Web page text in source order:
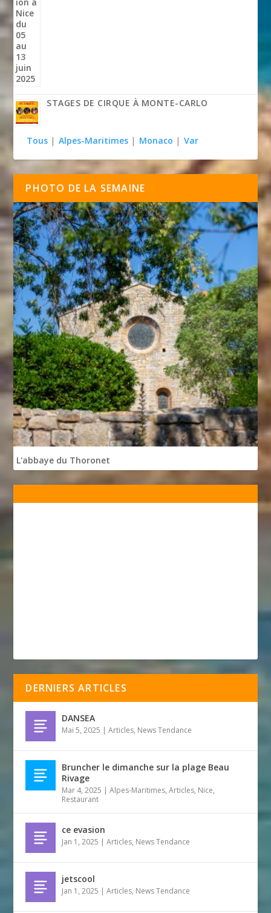
STAGES DE CIRQUE À MONTE-CARLO
Tous | Alpes-Maritimes | Monaco | Var
PHOTO DE LA SEMAINE
L'abbaye du Thoronet
DERNIERS ARTICLES
DANSEA
Mai 5, 2025 |Articles, News Tendance
Bruncher le dimanche sur la plage Beau
Rivage
Mar 4, 2025 |Alpes-Maritimes,Articles, Nice,
Restaurant
ce evasion
Jan 1, 2025 |Articles, News Tendance
jetscool
Jan 1, 2025 |Articles, News Tendance